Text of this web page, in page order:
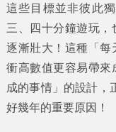
這些目標並非彼此
三、四十分鐘遊玩
逐漸壯大！這種「每
衝高數值更容易帶來
成的事情」的設計，
好幾年的重要原因！